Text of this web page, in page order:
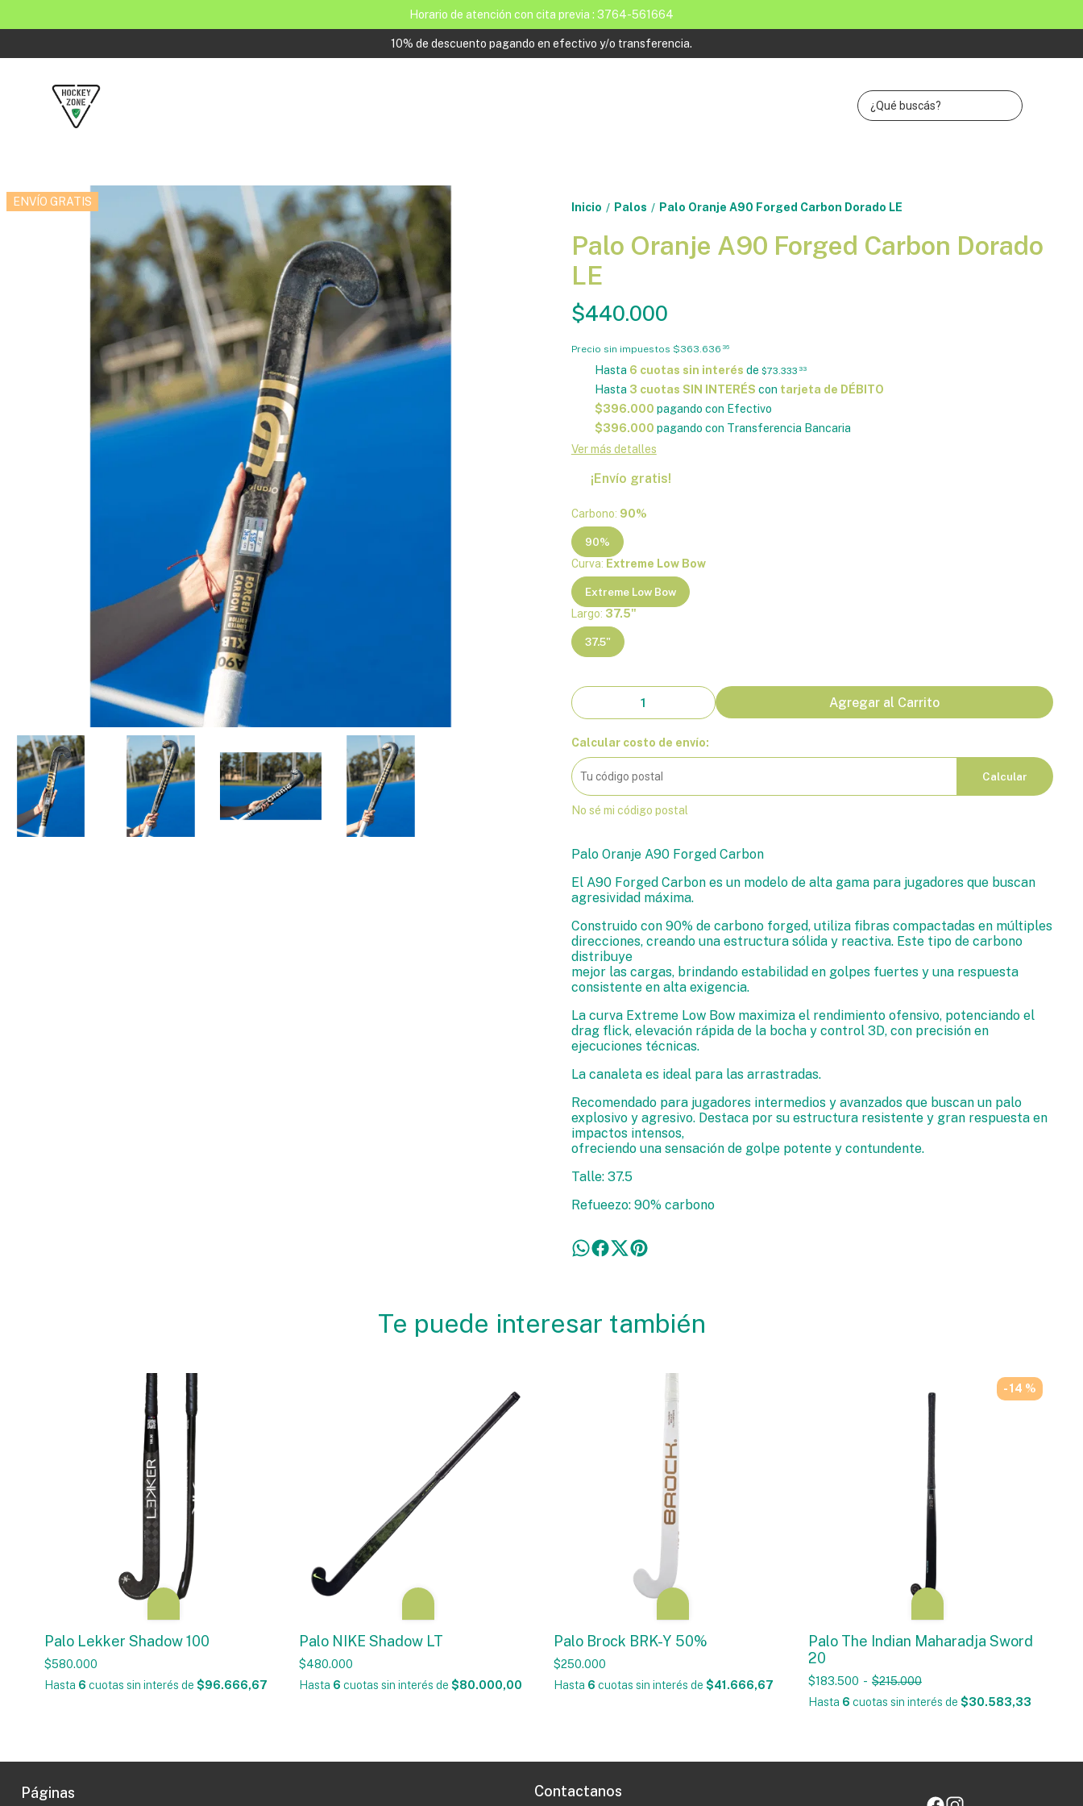
Horario de atención con cita previa : 3764-561664
10% de descuento pagando en efectivo y/o transferencia.
ENVÍO GRATIS Inicio / Palos / Palo Oranje A90 Forged Carbon Dorado LE
Palo Oranje A90 Forged Carbon Dorado
LE
$440.000
Precio sin impuestos $363.636 36
Hasta 6 cuotas sin interés de $73.333 33
Hasta 3 cuotas SIN INTERÉS con tarjeta de DÉBITO
$396.000 pagando con Efectivo
$396.000 pagando con Transferencia Bancaria
Ver más detalles
¡Envío gratis!
Carbono: 90%
90%
Curva: Extreme Low Bow
Extreme Low Bow
Largo: 37.5"
37.5"
Agregar al Carrito
Calcular costo de envío:
Calcular
No sé mi código postal
Palo Oranje A90 Forged Carbon
El A90 Forged Carbon es un modelo de alta gama para jugadores que buscan
agresividad máxima.
Construido con 90% de carbono forged, utiliza fibras compactadas en múltiples
direcciones, creando una estructura sólida y reactiva. Este tipo de carbono
distribuye
mejor las cargas, brindando estabilidad en golpes fuertes y una respuesta
consistente en alta exigencia.
La curva Extreme Low Bow maximiza el rendimiento ofensivo, potenciando el
drag flick, elevación rápida de la bocha y control 3D, con precisión en
ejecuciones técnicas.
La canaleta es ideal para las arrastradas.
Recomendado para jugadores intermedios y avanzados que buscan un palo
explosivo y agresivo. Destaca por su estructura resistente y gran respuesta en
impactos intensos,
ofreciendo una sensación de golpe potente y contundente.
Talle: 37.5
Refueezo: 90% carbono
Te puede interesar también
Palo Lekker Shadow 100
$580.000
Hasta 6 cuotas sin interés de $96.666,67
Palo NIKE Shadow LT
$480.000
Hasta 6 cuotas sin interés de $80.000,00
Palo Brock BRK-Y 50%
$250.000
Hasta 6 cuotas sin interés de $41.666,67
- 14 %
Palo The Indian Maharadja Sword
20
$183.500 - $215.000
Hasta 6 cuotas sin interés de $30.583,33
Páginas Contactanos